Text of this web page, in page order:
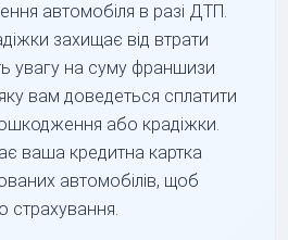
автомобіля в разі ДТП.
захищає від втрати
увагу на суму франшизи
вам доведеться сплатити
або крадіжки.
ваша кредитна картка
автомобілів, щоб
страхування.